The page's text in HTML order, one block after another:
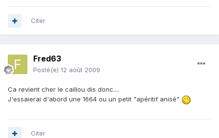
Citer
Fred63
Posté(e) 12 août 2009
Ca revient cher le caillou dis donc....
J'essaierai d'abord une 1664 ou un petit "apéritif anisé"
Citer